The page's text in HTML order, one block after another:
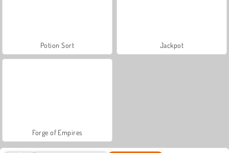
Potion Sort Jackpot
Forge of Empires